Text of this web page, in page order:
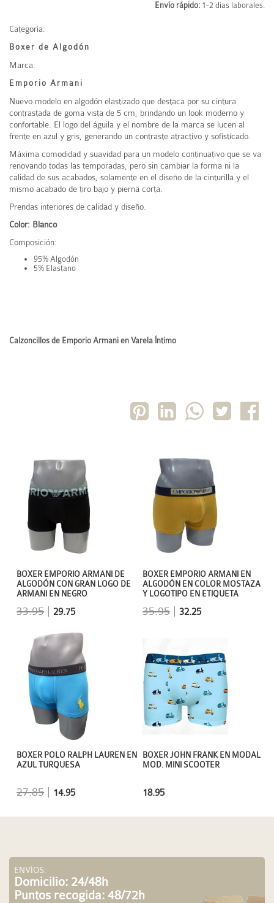
Envío rápido: 1-2 días laborales.
Categoría:
Boxer de Algodón
Marca:
Emporio Armani
Nuevo modelo en algodón elastizado que destaca por su cintura
contrastada de goma vista de 5 cm, brindando un look moderno y
confortable. El logo del águila y el nombre de la marca se lucen al
frente en azul y gris, generando un contraste atractivo y sofisticado.
Máxima comodidad y suavidad para un modelo continuativo que se va
renovando todas las temporadas, pero sin cambiar la forma ni la
calidad de sus acabados, solamente en el diseño de la cinturilla y el
mismo acabado de tiro bajo y pierna corta.
Prendas interiores de calidad y diseño.
Color: Blanco
Composición:
95% Algodón
5% Elastano
Calzoncillos de Emporio Armani en Varela Íntimo
BOXER EMPORIO ARMANI EN
ALGODÓN EN COLOR MOSTAZA
Y LOGOTIPO EN ETIQUETA
35.95| 32.25
BOXER EMPORIO ARMANI DE
ALGODÓN CON GRAN LOGO DE
ARMANI EN NEGRO
33.95 |29.75
BOXER JOHN FRANK EN MODAL
MOD. MINI SCOOTER
18.95
BOXER POLO RALPH LAUREN EN
AZUL TURQUESA
27.85 | 14.95
ENVÍOS:
Domicilio: 24/48h
Puntos recogida: 48/72h